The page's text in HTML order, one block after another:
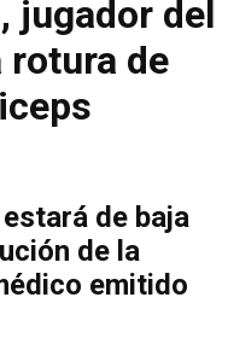
jugador del
rotura de
de baja
de la
emitido